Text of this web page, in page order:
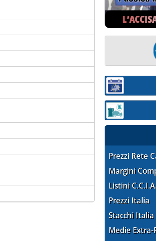
Sezione:
Sezione:
Prezzi Rete
Margini
Listini
Prezzi Italia
Stacchi Italia
Medie Extra-